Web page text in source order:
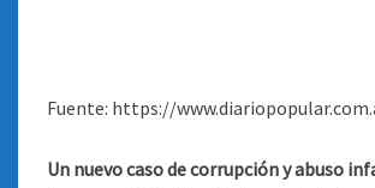
Fuente: https://
Un nuevo caso de corrupción y abuso